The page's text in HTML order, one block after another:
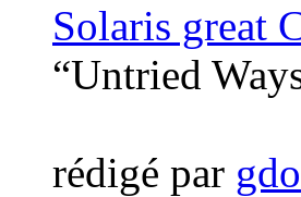
Solaris great
“Untried
rédigé par gdo